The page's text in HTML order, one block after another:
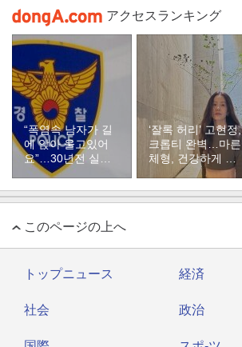
アクセスランキング
“폭염속 남자가 길
에 앉아 울고있어
요”…30년전 실종
자였다
‘잘록 허리’ 고현정,
크롭티 완벽…마른
체형, 건강하게 유
지하려면
このページの上へ
トップニュース 経済
社会 政治